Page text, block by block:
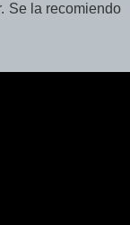
Se la recomiendo